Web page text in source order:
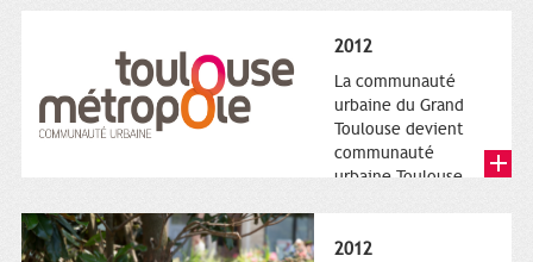
2012
La communauté
urbaine du Grand
Toulouse devient
communauté
urbaine Toulouse
Métropole,
représentant l'anneau
2012